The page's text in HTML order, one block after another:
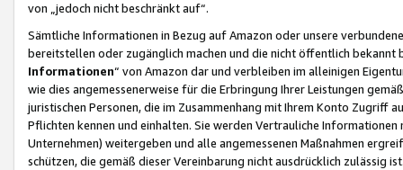
von „jedoch nicht beschränkt auf“.
Sämtliche Informationen in Bezug auf Amazon oder unsere
bereitstellen oder zugänglich machen und die nicht öffentlich
Informationen“ von Amazon dar und verbleiben im alleinigen
wie dies angemessenerweise für die Erbringung Ihrer Leistungen
juristischen Personen, die im Zusammenhang mit Ihrem Konto
Pflichten kennen und einhalten. Sie werden Vertrauliche
Unternehmen) weitergeben und alle angemessenen Maßnahmen
schützen, die gemäß dieser Vereinbarung nicht ausdrücklich zulässig